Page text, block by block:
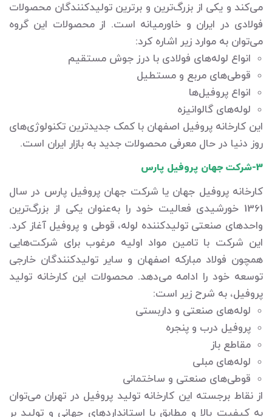
می‌کند و یکی از بزرگ‌ترین و برترین تولیدکنندگان محصولات
فولادی در ایران و خاورمیانه است. از محصولات این گروه
می‌توان به موارد زیر اشاره کرد:
انواع لوله‌های فولادی با درز جوش مستقیم
قوطی‌های مربع و مستطیل
انواع پروفیل‌ها
لوله‌های گالوانیزه
این کارخانه پروفیل اصفهان با کمک جدیدترین تکنولوژی‌های
روز دنیا در حال معرفی محصولات جدید به بازار ایران است.
3-شرکت جهان پروفیل پارس
کارخانه پروفیل جهان یا شرکت جهان پروفیل پارس در سال
1361 خورشیدی فعالیت خود را به‌عنوان یکی از بزرگ‌ترین
واحدهای صنعتی تولیدکننده لوله، قوطی و پروفیل آغاز کرد.
این شرکت با تامین مواد اولیه مرغوب برای شرکت‌هایی
همچون فولاد مبارکه اصفهان و سایر تولیدکنندگان خارجی
توسعه خود را ادامه می‌دهد. محصولات این کارخانه تولید
پروفیل، به شرح زیر است:
لوله‌های صنعتی و داربستی
پروفیل درب و پنجره
مقاطع باز
لوله‌های مبلی
قوطی‌های صنعتی و ساختمانی
از نقاط برجسته این کارخانه تولید پروفیل در تهران می‌توان
به کیفیت بالا و مطابق با استانداردهای جهانی و تولید بر